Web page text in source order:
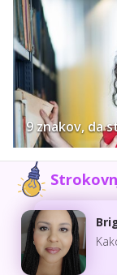
9 znakov, da